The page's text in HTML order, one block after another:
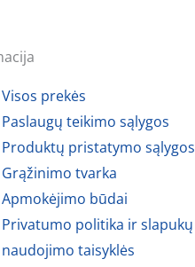
Visos prekės
Paslaugų teikimo sąlygos
Produktų pristatymo sąlygos
Grąžinimo tvarka
Apmokėjimo būdai
Privatumo politika ir slapukų
naudojimo taisyklės